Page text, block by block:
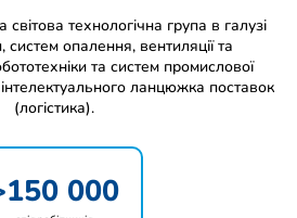
технологічна група в галузі
систем опалення, вентиляції та
та систем промислової
ланцюжка поставок
(логістика).
000